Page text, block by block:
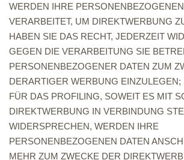
WERDEN IHRE
VERARBEITET, UM DIREKTWERBUNG
HABEN SIE DAS RECHT, JEDERZEIT
GEGEN DIE VERARBEITUNG SIE
PERSONENBEZOGENER DATEN ZUM
DERARTIGER WERBUNG EINZULEGEN;
FÜR DAS PROFILING, SOWEIT ES MIT
DIREKTWERBUNG IN VERBINDUNG
WIDERSPRECHEN, WERDEN IHRE
PERSONENBEZOGENEN DATEN
MEHR ZUM ZWECKE DER